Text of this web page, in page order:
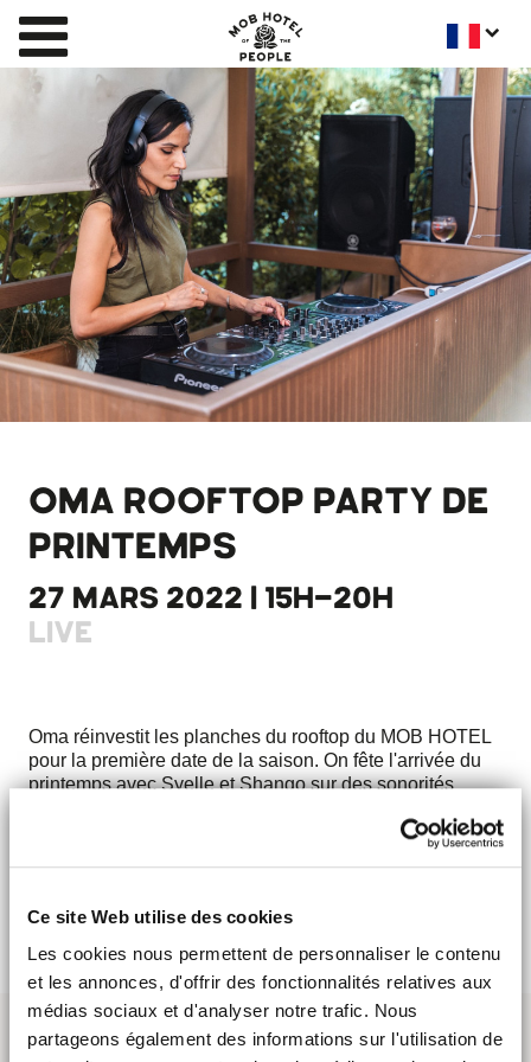
Ce site Web utilise des cookies
Les cookies nous permettent de personnaliser le contenu
et les annonces, d'offrir des fonctionnalités relatives aux
médias sociaux et d'analyser notre trafic. Nous
partageons également des informations sur l'utilisation de
OMA ROOFTOP PARTY DE
PRINTEMPS
27 MARS 2022 | 15H-20H
LIVE
Oma réinvestit les planches du rooftop du MOB HOTEL
pour la première date de la saison. On fête l'arrivée du
printemps avec Syelle et Shango sur des sonorités